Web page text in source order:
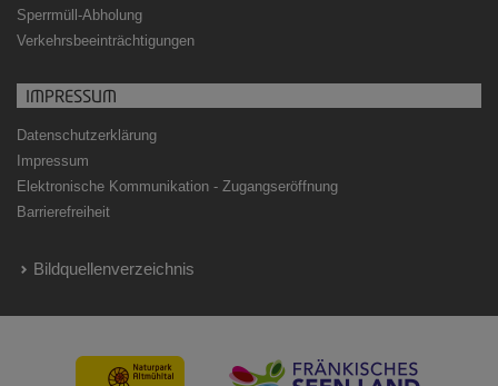
Sperrmüll-Abholung
Verkehrsbeeinträchtigungen
IMPRESSUM
Datenschutzerklärung
Impressum
Elektronische Kommunikation - Zugangseröffnung
Barrierefreiheit
Bildquellenverzeichnis